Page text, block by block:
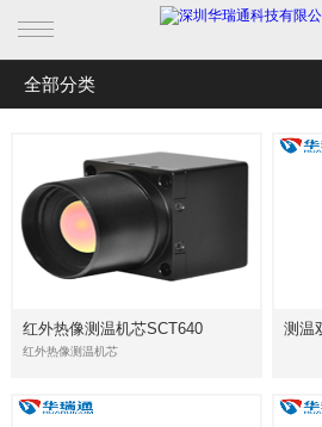
首页
行业产品
解决方案
成功案例
全部分类
红外热像测温机芯SCT640
红外热像测温机芯